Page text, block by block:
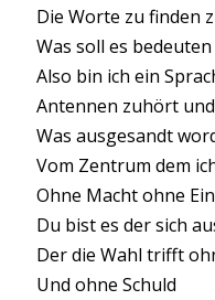
Die Worte zu finden
Was soll es
Also bin ich ein
Antennen zuhört
Was ausgesandt
Vom Zentrum dem
Ohne Macht ohne
Du bist es der sich
Der die Wahl trifft
Und ohne Schuld